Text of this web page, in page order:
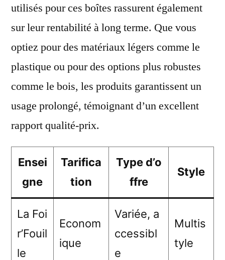
utilisés pour ces boîtes rassurent également
sur leur rentabilité à long terme. Que vous
optiez pour des matériaux légers comme le
plastique ou pour des options plus robustes
comme le bois, les produits garantissent un
usage prolongé, témoignant d’un excellent
rapport qualité-prix.
Ensei
gne
Tarifica
tion
Type d’o
ffre
Style
La Foi
r’Fouil
le
Econom
ique
Variée, a
ccessibl
e
Multis
tyle